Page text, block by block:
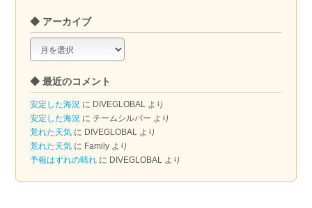
◆ アーカイブ
◆
ア
カ
イ
ブ
◆ 最近のコメント
安定した海況 に DIVEGLOBAL より
安定した海況 にチームシルバー より
荒れた天気 に DIVEGLOBAL より
荒れた天気 に Family より
予報はずれの晴れ に DIVEGLOBAL より